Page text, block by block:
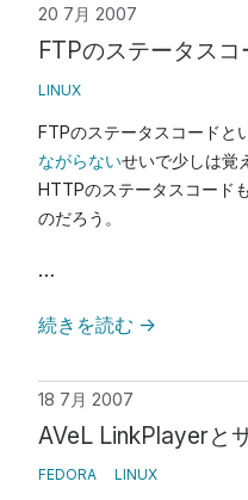
20 7月 2007
FTPのステータスコ
LINUX
FTPのステータスコードと
ながらないせいで少しは覚
HTTPのステータスコード
のだろう。
…
続きを読む →
18 7月 2007
AVeL LinkPlayerと
FEDORA LINUX